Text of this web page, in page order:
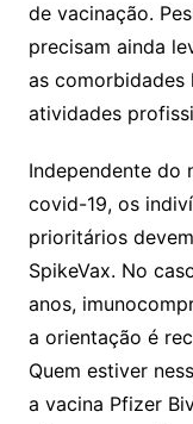
de vacinação.
precisam ainda
as comorbidades
atividades
Independente do
covid-19, os
prioritários
SpikeVax. No
anos,
a orientação é
Quem estiver
a vacina Pfizer